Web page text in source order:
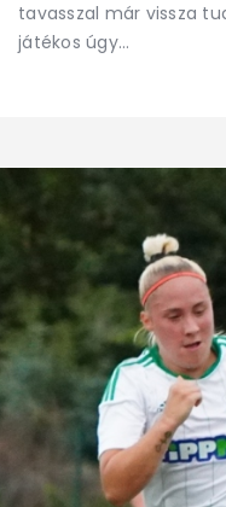
tavasszal már vissza
játékos úgy…